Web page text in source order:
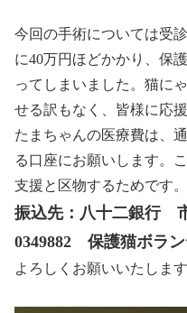
今回の手術については受
に40万円ほどかかり、保
ってしまいました。猫に
せる訳もなく、皆様に応
たまちゃんの医療費は、
る口座にお願いします。
支援と区物するためです。
振込先：八十二銀行
0349882 保護猫ボラ
よろしくお願いいたします